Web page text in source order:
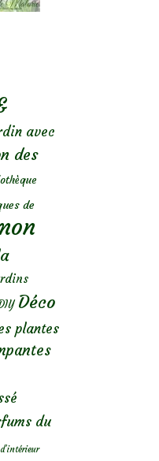
avec
des
de
Déco
plantes
du